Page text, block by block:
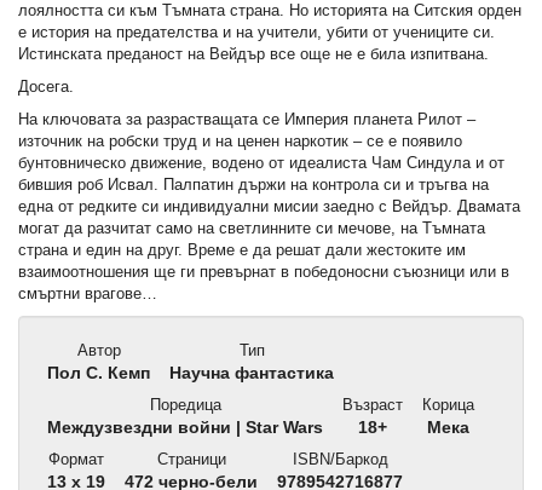
лоялността си към Тъмната страна. Но историята на Ситския орден
е история на предателства и на учители, убити от учениците си.
Истинската преданост на Вейдър все още не е била изпитвана.
Досега.
На ключовата за разрастващата се Империя планета Рилот –
източник на робски труд и на ценен наркотик – се е появило
бунтовническо движение, водено от идеалиста Чам Синдула и от
бившия роб Исвал. Палпатин държи на контрола си и тръгва на
една от редките си индивидуални мисии заедно с Вейдър. Двамата
могат да разчитат само на светлинните си мечове, на Тъмната
страна и един на друг. Време е да решат дали жестоките им
взаимоотношения ще ги превърнат в победоносни съюзници или в
смъртни врагове…
Автор
Пол С. Кемп
Тип
Научна фантастика
Поредица
Междузвездни войни | Star Wars
Възраст
18+
Корица
Мека
Формат
13 x 19
Страници
472 черно-бели
ISBN/Баркод
9789542716877